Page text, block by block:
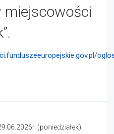
miejscowości
(poniedziałek)